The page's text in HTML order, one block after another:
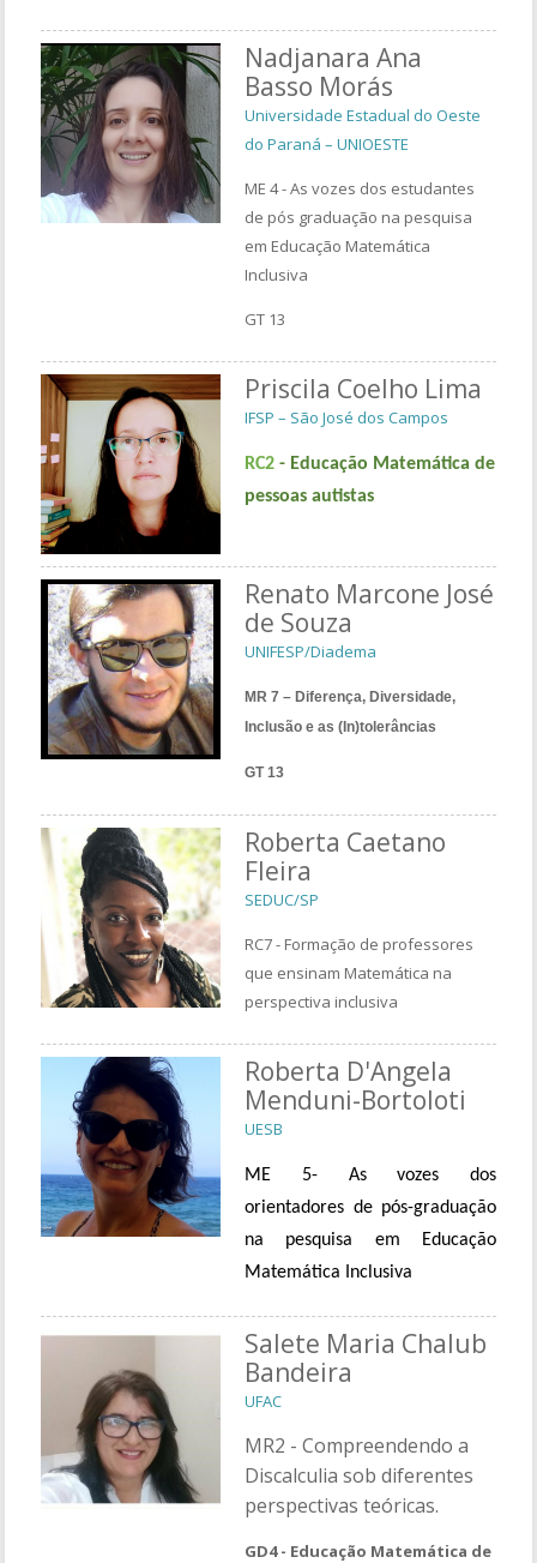
Nadjanara Ana
Basso Morás
Universidade Estadual do Oeste
do Paraná – UNIOESTE
ME 4 - As vozes dos estudantes
de pós graduação na pesquisa
em Educação Matemática
Inclusiva
GT 13
Priscila Coelho Lima
IFSP – São José dos Campos
RC2 - Educação Matemática de
pessoas autistas
Renato Marcone José
de Souza
UNIFESP/Diadema
MR 7 – Diferença, Diversidade,
Inclusão e as (In)tolerâncias
GT 13
Roberta Caetano
Fleira
SEDUC/SP
RC7 - Formação de professores
que ensinam Matemática na
perspectiva inclusiva
Roberta D'Angela
Menduni-Bortoloti
UESB
ME 5- As vozes dos
orientadores de pós-graduação
na pesquisa em Educação
Matemática Inclusiva
Salete Maria Chalub
Bandeira
UFAC
MR2 - Compreendendo a
Discalculia sob diferentes
perspectivas teóricas.
GD4 - Educação Matemática de